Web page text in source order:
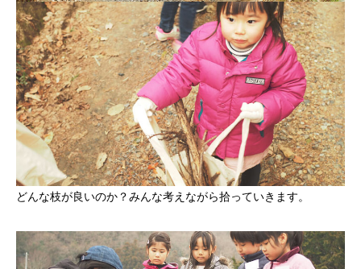
どんな枝が良いのか？みんな考えながら拾っていきます。